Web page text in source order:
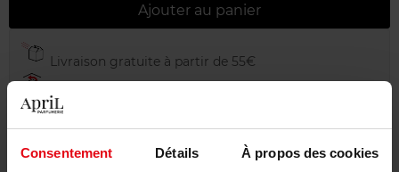
Consentement Détails À propos des cookies
Ajouter au panier
Livraison gratuite à partir de 55€
Retour gratuit dans votre magasin